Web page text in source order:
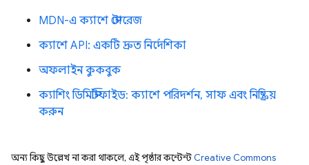
MDN-এ ক্যাশে স্টোরেজ
ক্যাশে API: একটি দ্রুত নির্দেশিকা
অফলাইন কুকবুক
ক্যাশিং ডিমিস্টিফাইড: ক্যাশে পরিদর্শন, সাফ এবং নিষ্ক্রিয়
করুন
অন্য কিছু উল্লেখ না করা থাকলে, এই পৃষ্ঠার কন্টেন্ট Creative Commons